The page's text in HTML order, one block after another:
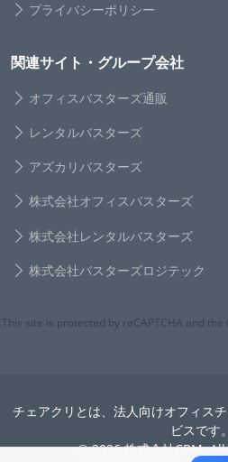
プライバシーポリシー
関連サイト・グループ会社
オフィスバスターズ通販
レンタルバスターズ
アズカリバスターズ
株式会社オフィスバスターズ
株式会社レンタルバスターズ
株式会社バスターズロジテック
This site is protected by reCAPTCHA and
チェアクリとは、法人向けオフィス
ビスです。
© 2026 株式会社CBM.